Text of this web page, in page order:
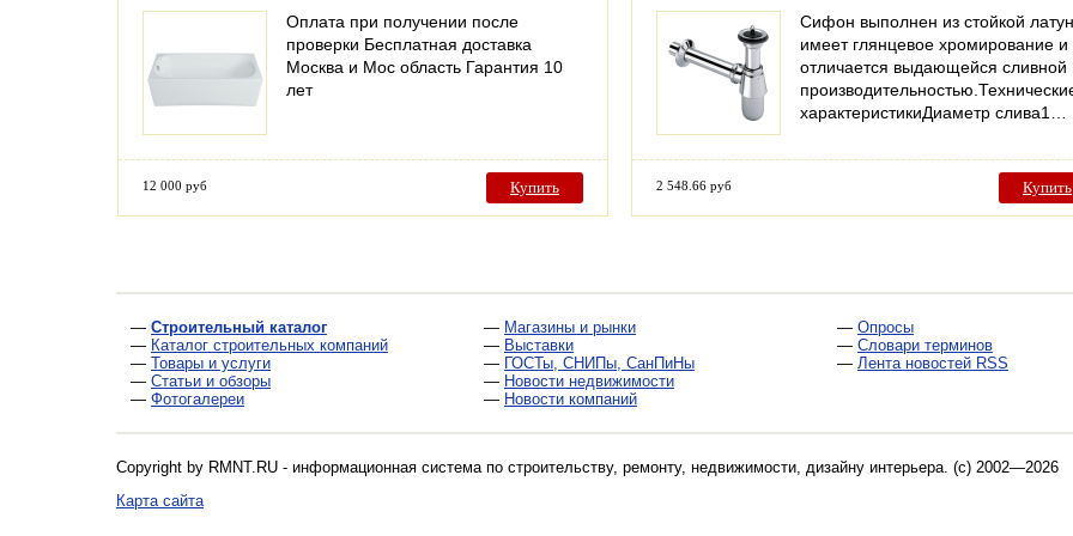
Оплата при получении после
проверки Бесплатная доставка
Москва и Мос область Гарантия 10
лет
12 000 руб Купить
Сифон выполнен из стойкой
имеет глянцевое хромирование и
отличается выдающейся сливной
характеристикиДиаметр слива1…
2 548.66 руб Купить
— Строительный каталог
— Каталог строительных компаний
— Товары и услуги
— Статьи и обзоры
— Фотогалереи
— Магазины и рынки
— Выставки
— ГОСТы, СНИПы, СанПиНы
— Новости недвижимости
— Новости компаний
— Опросы
— Словари терминов
— Лента новостей RSS
Copyright by RMNT.RU - информационная система по строительству, ремонту, недвижимости, дизайну интерьера . (c) 2002—2026
Карта сайта